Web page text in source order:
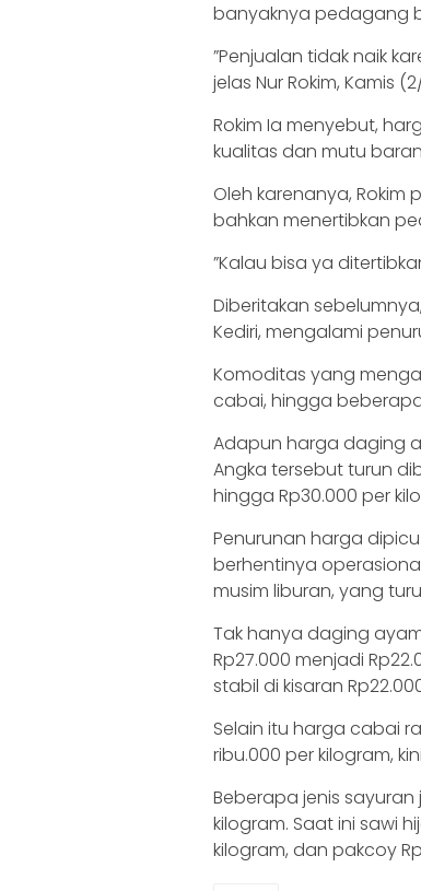
banyaknya pedagang
‎”Penjualan tidak naik
jelas Nur Rokim, Kamis
Rokim Ia menyebut,
kualitas dan mutu
‎‎Oleh karenanya,
bahkan menertibkan
‎‎”Kalau bisa ya
‎Diberitakan
Kediri, mengalami
Komoditas yang
cabai, hingga
‎Adapun harga daging
Angka tersebut turun
hingga Rp30.000 per
‎‎Penurunan harga
berhentinya
musim liburan, yang
‎Tak hanya daging
Rp27.000 menjadi
stabil di kisaran
‎‎Selain itu harga cabai
ribu.000 per kilogram,
‎Beberapa jenis
kilogram. Saat ini sawi
kilogram, dan pakcoy